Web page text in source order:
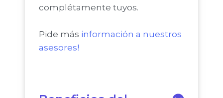
complétamente tuyos.
Pide más información a nuestros
asesores!